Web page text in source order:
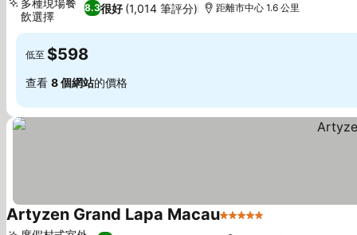
8.3很好 (1,014 筆評分)
多種現場餐
飲選擇
距離市中心 1.6 公里
低至 $598
查看 8 個網站的價格
Artyzen Grand Lapa Macau5 星級